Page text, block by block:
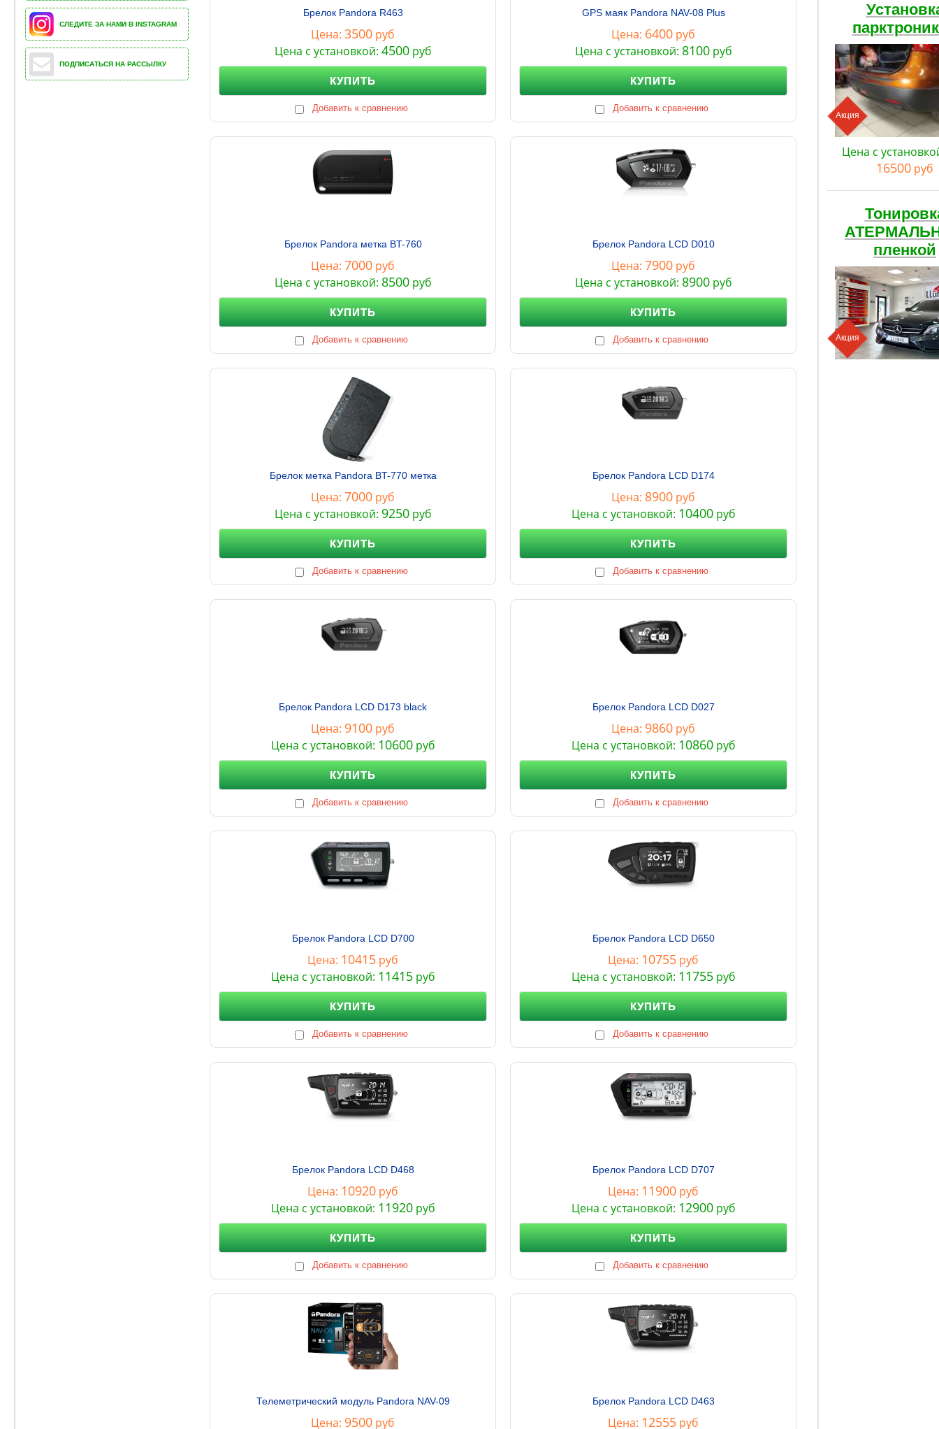
СЛЕДИТЕ ЗА НАМИ В INSTAGRAM
ПОДПИСАТЬСЯ НА РАССЫЛКУ
Брелок Pandora R463
Цена: 3500 руб
Цена с установкой: 4500руб
КУПИТЬ
Добавить к сравнению
GPS маяк Pandora NAV-08 Plus
Цена: 6400 руб
Цена с установкой: 8100руб
КУПИТЬ
Добавить к сравнению
Брелок Pandora метка BT-760
Цена: 7000 руб
Цена с установкой: 8500руб
КУПИТЬ
Добавить к сравнению
Брелок Pandora LCD D010
Цена: 7900 руб
Цена с установкой: 8900руб
КУПИТЬ
Добавить к сравнению
Брелок метка Pandora BT-770 метка
Цена: 7000 руб
Цена с установкой: 9250руб
КУПИТЬ
Добавить к сравнению
Брелок Pandora LCD D174
Цена: 8900 руб
Цена с установкой: 10400руб
КУПИТЬ
Добавить к сравнению
Брелок Pandora LCD D173 black
Цена: 9100 руб
Цена с установкой: 10600руб
КУПИТЬ
Добавить к сравнению
Брелок Pandora LCD D027
Цена: 9860 руб
Цена с установкой: 10860руб
КУПИТЬ
Добавить к сравнению
Брелок Pandora LCD D700
Цена: 10415 руб
Цена с установкой: 11415руб
КУПИТЬ
Добавить к сравнению
Брелок Pandora LCD D650
Цена: 10755 руб
Цена с установкой: 11755руб
КУПИТЬ
Добавить к сравнению
Брелок Pandora LCD D468
Цена: 10920 руб
Цена с установкой: 11920руб
КУПИТЬ
Добавить к сравнению
Брелок Pandora LCD D707
Цена: 11900 руб
Цена с установкой: 12900руб
КУПИТЬ
Добавить к сравнению
Телеметрический модуль Pandora NAV-09
Цена: 9500 руб
Брелок Pandora LCD D463
Цена: 12555 руб
Акция
Цена с
16500 руб
пленкой
Акция